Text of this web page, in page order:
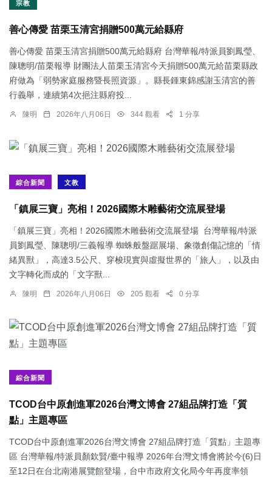
宗教
善心傳愛 苗栗玉清宮捐贈500萬元給縣府
善心傳愛 苗栗玉清宮捐贈500萬元給縣府 台灣華報/特派員劉鳳瑩、
陳聰明/苗栗報導 財團法人苗栗玉清宮今天捐贈500萬元給苗栗縣政
府做為「弱勢家庭服務暨長照資源」。縣長鍾東錦感謝玉清宮的善
行義舉，連續第4次挹注縣府投...
陳明 2026年八月06日 344 觀看 1 分享
綜合新聞 文教
「鎮展三寶」亮相！2026國際木雕藝術交流展登場
「鎮展三寶」亮相！2026國際木雕藝術交流展登場 台灣華報/特派
員劉鳳瑩、陳聰明/三義報導 蜘蛛般盤踞展場、象徵創傷記憶的「情
緒異獸」，高達3.5公尺、穿梭現實與虛擬世界的「旅人」，以及由
文字轉化而成的「文字獸...
陳明 2026年八月06日 205 觀看 0 分享
綜合新聞
TCOD台中原創進軍2026台灣文博會 27組品牌打造「質
點」主題專區
TCOD台中原創進軍2026台灣文博會 27組品牌打造「質點」主題專
區 台灣華報/特派員顏欽賢/臺中報導 2026年台灣文博會將於今(6)日
至12日在台北南港展覽館登場，台中市政府文化局今年再度率領